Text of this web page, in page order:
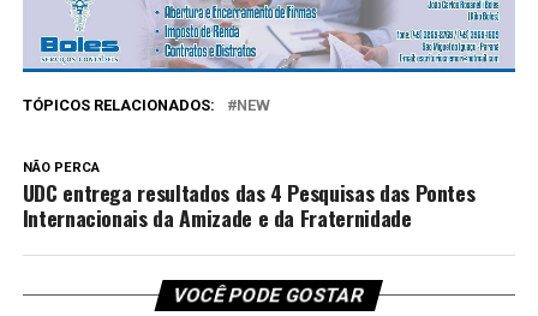
TÓPICOS RELACIONADOS: NEW
NÃO PERCA
UDC entrega resultados das 4 Pesquisas das Pontes
Internacionais da Amizade e da Fraternidade
VOCÊ PODE GOSTAR